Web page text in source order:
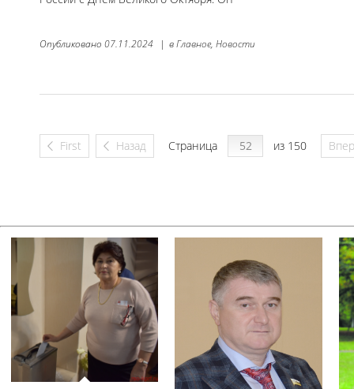
Опубликовано 07.11.2024 | вГлавное, Новости
First Назад Страница из 150